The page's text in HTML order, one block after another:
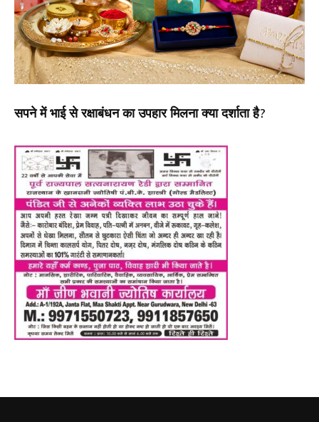
सपने में भाई से रक्षाबंधन का उपहार मिलना क्या दर्शाता है?